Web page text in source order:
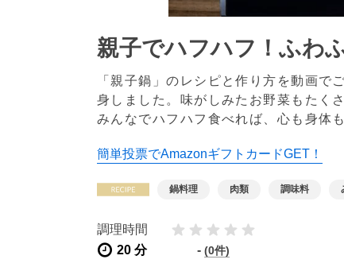
親子でハフハフ！ふわ
「親子鍋」のレシピと作り方を動画で
身しました。味がしみたお野菜もたく
みんなでハフハフ食べれば、心も身体
簡単投票でAmazonギフトカードGET！
鍋料理 肉類 調味料
調理時間
20 分
- (0件)